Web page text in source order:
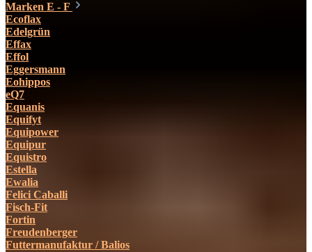
Marken E - F
Ecoflax
Edelgrün
Effax
Effol
Eggersmann
Eohippos
eQ7
Equanis
Equifyt
Equipower
Equipur
Equistro
Estella
Ewalia
Felici Caballi
Fisch-Fit
Fortin
Freudenberger
Futtermanufaktur / Balios